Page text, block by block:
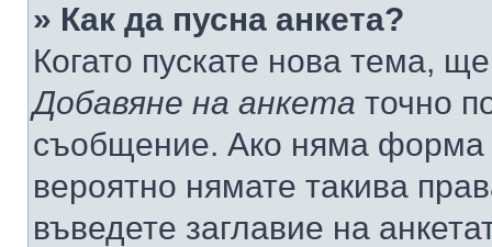
» Как да пусна анкета?
Когато пускате нова тема,
Добавяне на анкета точно
съобщение. Ако няма форма
вероятно нямате такива
въведете заглавие на